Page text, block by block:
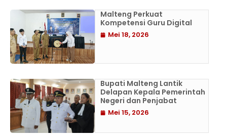
Malteng Perkuat
Kompetensi Guru Digital
Mei 18, 2026
Bupati Malteng Lantik
Delapan Kepala Pemerintah
Negeri dan Penjabat
Mei 15, 2026